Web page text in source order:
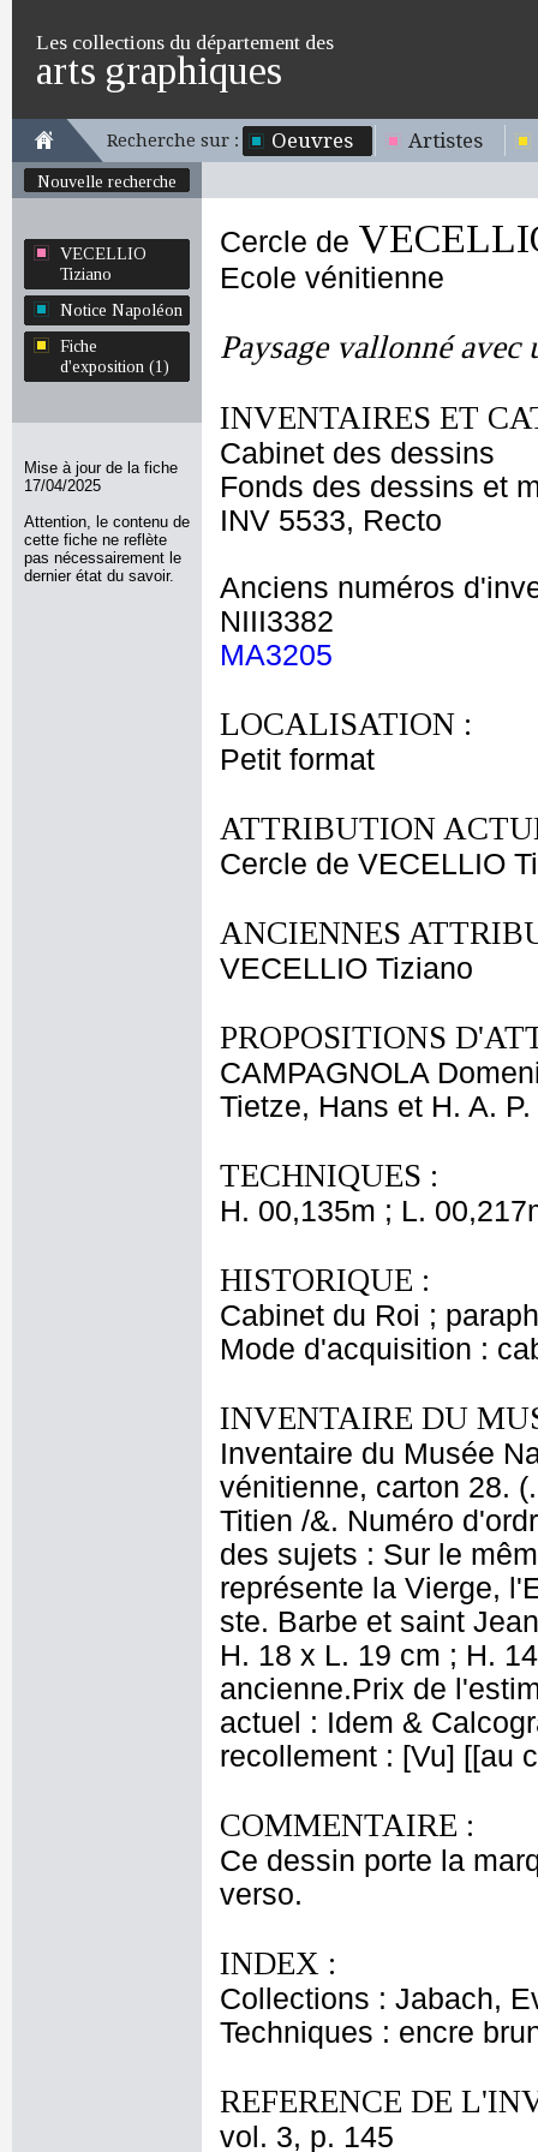
Les collections du département des
arts graphiques
Recherche sur : Oeuvres Artistes
Nouvelle recherche
VECELLIO
Tiziano
Notice Napoléon
Fiche
d'exposition (1)
Mise à jour de la fiche
17/04/2025
Attention, le contenu de
cette fiche ne reflète
pas nécessairement le
dernier état du savoir.
Cercle de
Ecole vénitienne
Paysage vallonné
INVENTAIRES ET
Cabinet des dessins
Fonds des dessins et
INV 5533, Recto
Anciens numéros
NIII3382
MA3205
LOCALISATION :
Petit format
ATTRIBUTION
Cercle de VECELLIO
ANCIENNES
VECELLIO Tiziano
PROPOSITIONS
CAMPAGNOLA
Tietze, Hans et H. A. P.
TECHNIQUES :
H. 00,135m ; L.
HISTORIQUE :
Cabinet du Roi ;
Mode d'acquisition :
INVENTAIRE DU
Inventaire du Musée
vénitienne, carton 28.
Titien /&. Numéro
des sujets : Sur le
représente la Vierge,
ste. Barbe et saint
H. 18 x L. 19 cm ; H.
ancienne.Prix de
actuel : Idem &
recollement : [Vu] [[au
COMMENTAIRE :
Ce dessin porte la
verso.
INDEX :
Collections : Jabach,
Techniques : encre
REFERENCE DE
vol. 3, p. 145